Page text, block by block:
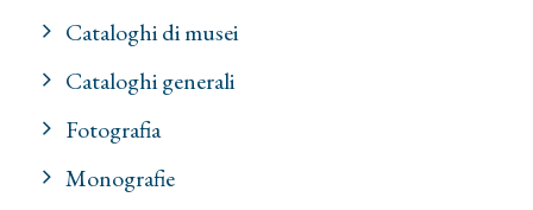
Cataloghi di musei
Cataloghi generali
Fotografia
Monografie